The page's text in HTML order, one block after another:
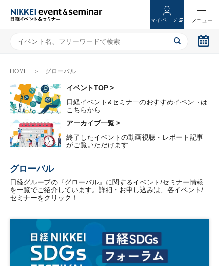
マイページ
HOME グローバル
イベントTOP >
日経イベント&セミナーのおすすめイベントは
こちらから
アーカイブ一覧 >
終了したイベントの動画視聴・レポート記事
がご覧いただけます
グローバル
日経グループの『グローバル』に関するイベント/セミナー情報
を一覧でご紹介しています。詳細・お申し込みは、各イベント/
セミナーをクリック！